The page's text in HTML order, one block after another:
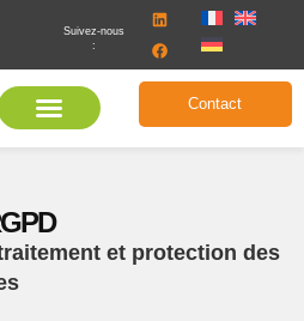
Suivez-nous
:
Contact
et protection des